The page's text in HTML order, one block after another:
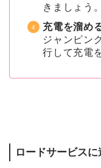
きましょう。
充電を溜め
ジャンピン
行して充電
ロードサービスに